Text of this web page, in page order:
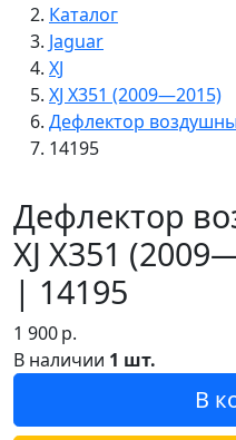
Каталог
Jaguar
XJ
XJ X351 (2009—2015)
Дефлектор
14195
Дефлектор
XJ X351
| 14195
1 900р.
В наличии 1 шт.
В